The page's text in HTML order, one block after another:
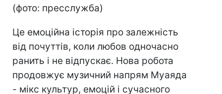
(фото: пресслужба)
Це емоційна історія про залежність
від почуттів, коли любов одночасно
ранить і не відпускає. Нова робота
продовжує музичний напрям Муаяда
- мікс культур, емоцій і сучасного